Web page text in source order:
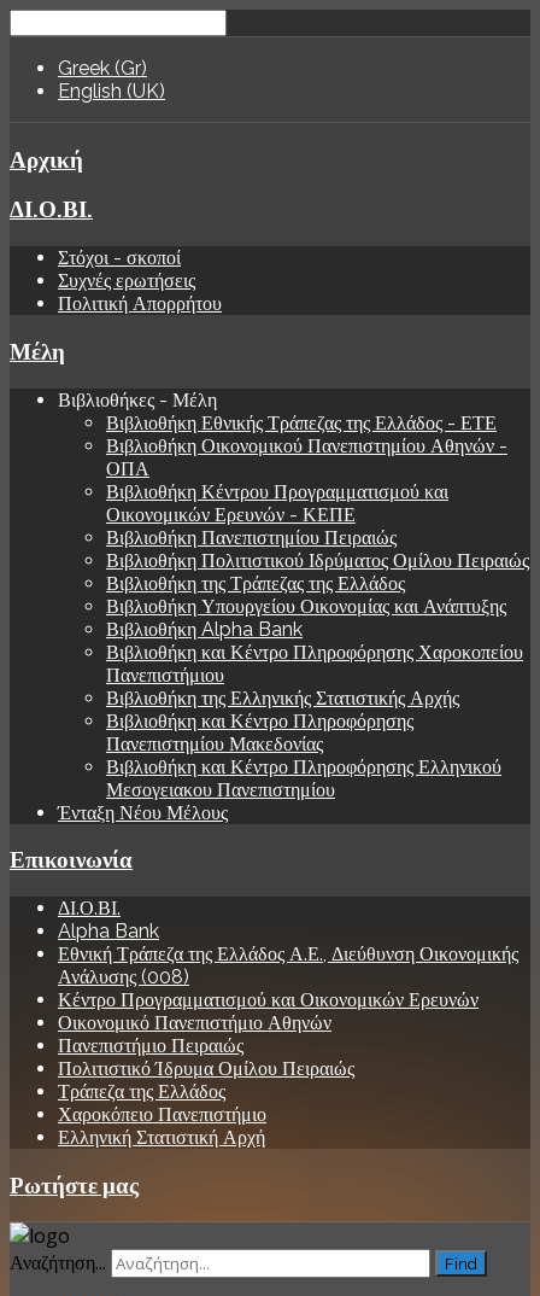
Greek (Gr)
English (UK)
Αρχική
ΔΙ.Ο.ΒΙ.
Στόχοι - σκοποί
Συχνές ερωτήσεις
Πολιτική Απορρήτου
Μέλη
Βιβλιοθήκες - Μέλη
Βιβλιοθήκη Εθνικής Τράπεζας της Ελλάδος - ΕΤΕ
Βιβλιοθήκη Οικονομικού Πανεπιστημίου Αθηνών -
ΟΠΑ
Βιβλιοθήκη Κέντρου Προγραμματισμού και
Οικονομικών Ερευνών - ΚΕΠΕ
Βιβλιοθήκη Πανεπιστημίου Πειραιώς
Βιβλιοθήκη Πολιτιστικού Ιδρύματος Ομίλου Πειραιώς
Βιβλιοθήκη της Τράπεζας της Ελλάδος
Βιβλιοθήκη Υπουργείου Οικονομίας και Ανάπτυξης
Βιβλιοθήκη Alpha Bank
Βιβλιοθήκη και Κέντρο Πληροφόρησης Χαροκοπείου
Πανεπιστήμιου
Βιβλιοθήκη της Ελληνικής Στατιστικής Αρχής
Βιβλιοθήκη και Κέντρο Πληροφόρησης
Πανεπιστημίου Μακεδονίας
Βιβλιοθήκη και Κέντρο Πληροφόρησης Ελληνικού
Μεσογειακου Πανεπιστημίου
Ένταξη Νέου Μέλους
Επικοινωνία
ΔΙ.Ο.ΒΙ.
Alpha Bank
Εθνική Τράπεζα της Ελλάδος Α.Ε., Διεύθυνση Οικονομικής
Ανάλυσης (008)
Κέντρο Προγραμματισμού και Οικονομικών Ερευνών
Οικονομικό Πανεπιστήμιο Αθηνών
Πανεπιστήμιο Πειραιώς
Πολιτιστικό Ίδρυμα Ομίλου Πειραιώς
Τράπεζα της Ελλάδος
Χαροκόπειο Πανεπιστήμιο
Ελληνική Στατιστική Αρχή
Ρωτήστε μας
Αναζήτηση... Find